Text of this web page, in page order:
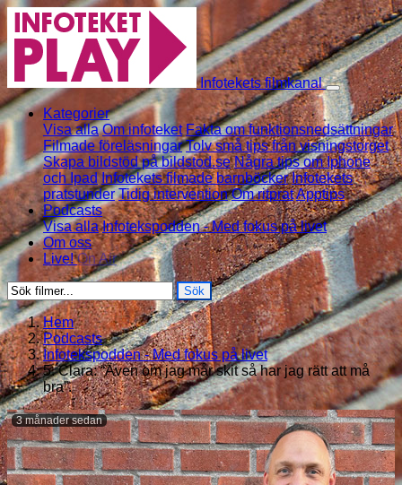
Skip to content
Infotekets filmkanal
Kategorier
Visa alla Om infoteket Fakta om funktionsnedsättningar
Filmade föreläsningar Tolv små tips från visningstorget
Skapa bildstöd på bildstod.se Några tips om Iphone
och Ipad Infotekets filmade barnböcker Infotekets
pratstunder Tidig intervention Om ritpratApptips
Podcasts
Visa alla Infotekspodden - Med fokus på livet
Om oss
Live!On Air
Sök
Hem
Podcasts
Infotekspodden - Med fokus på livet
5. Clara: “Även om jag mår skit så har jag rätt att må
bra”.
3 månader sedan